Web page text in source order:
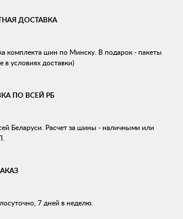
ДОСТАВКА
комплекта шин по Минску. В подарок - пакеты
условиях доставки)
ПО ВСЕЙ РБ
Беларуси. Расчет за шины - наличными или
7 дней в неделю.